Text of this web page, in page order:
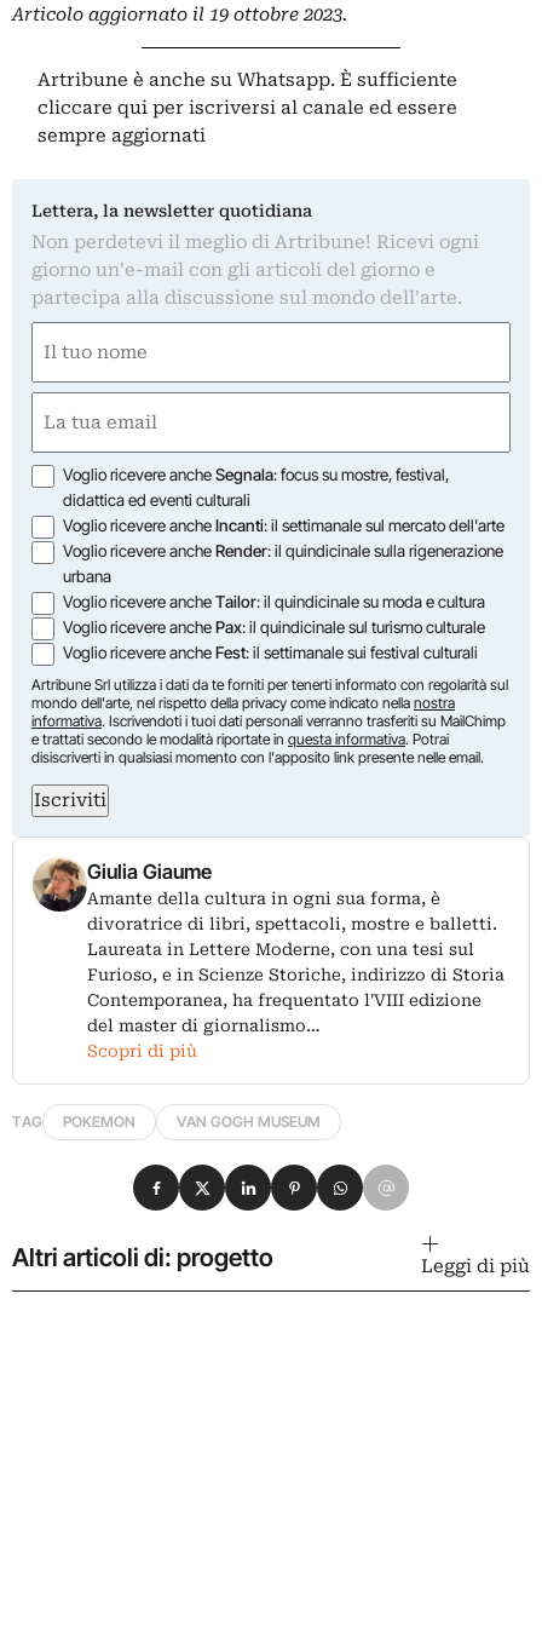
Articolo aggiornato il 19 ottobre 2023.
Artribune è anche su Whatsapp. È sufficiente
cliccare qui per iscriversi al canale ed essere
sempre aggiornati
Lettera, la newsletter quotidiana
Non perdetevi il meglio di Artribune! Ricevi ogni
giorno un'e-mail con gli articoli del giorno e
partecipa alla discussione sul mondo dell'arte.
(Required)
First
(Required)
Opzioni
Voglio ricevere ancheSegnala: focus su mostre, festival,
didattica ed eventi culturali
Voglio ricevere ancheIncanti: il settimanale sul mercato dell'arte
Voglio ricevere ancheRender: il quindicinale sulla rigenerazione
urbana
Voglio ricevere ancheTailor: il quindicinale su moda e cultura
Voglio ricevere anchePax: il quindicinale sul turismo culturale
Voglio ricevere ancheFest: il settimanale sui festival culturali
Artribune Srl utilizza i dati da te forniti per tenerti informato con regolarità sul
mondo dell'arte, nel rispetto della privacy come indicato nella nostra
informativa. Iscrivendoti i tuoi dati personali verranno trasferiti su MailChimp
e trattati secondo le modalità riportate in questa informativa. Potrai
disiscriverti in qualsiasi momento con l'apposito link presente nelle email.
Iscriviti
Giulia Giaume
Amante della cultura in ogni sua forma, è
divoratrice di libri, spettacoli, mostre e balletti.
Laureata in Lettere Moderne, con una tesi sul
Furioso, e in Scienze Storiche, indirizzo di Storia
Contemporanea, ha frequentato l'VIII edizione
del master di giornalismo…
Scopri di più
TAG POKEMON VAN GOGH MUSEUM
Condividi su Facebook
Condividi su X
Condividi su LinkedIn
Condividi su Pinterest
Condividi su WhatsApp
Condividi su Email
Altri articoli di: progetto Leggi di più